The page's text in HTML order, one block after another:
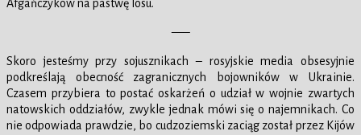
Afgańczyków na pastwę losu.
—–
Skoro jesteśmy przy sojusznikach – rosyjskie media obsesyjnie
podkreślają obecność zagranicznych bojowników w Ukrainie.
Czasem przybiera to postać oskarżeń o udział w wojnie zwartych
natowskich oddziałów, zwykle jednak mówi się o najemnikach. Co
nie odpowiada prawdzie, bo cudzoziemski zaciąg został przez Kijów